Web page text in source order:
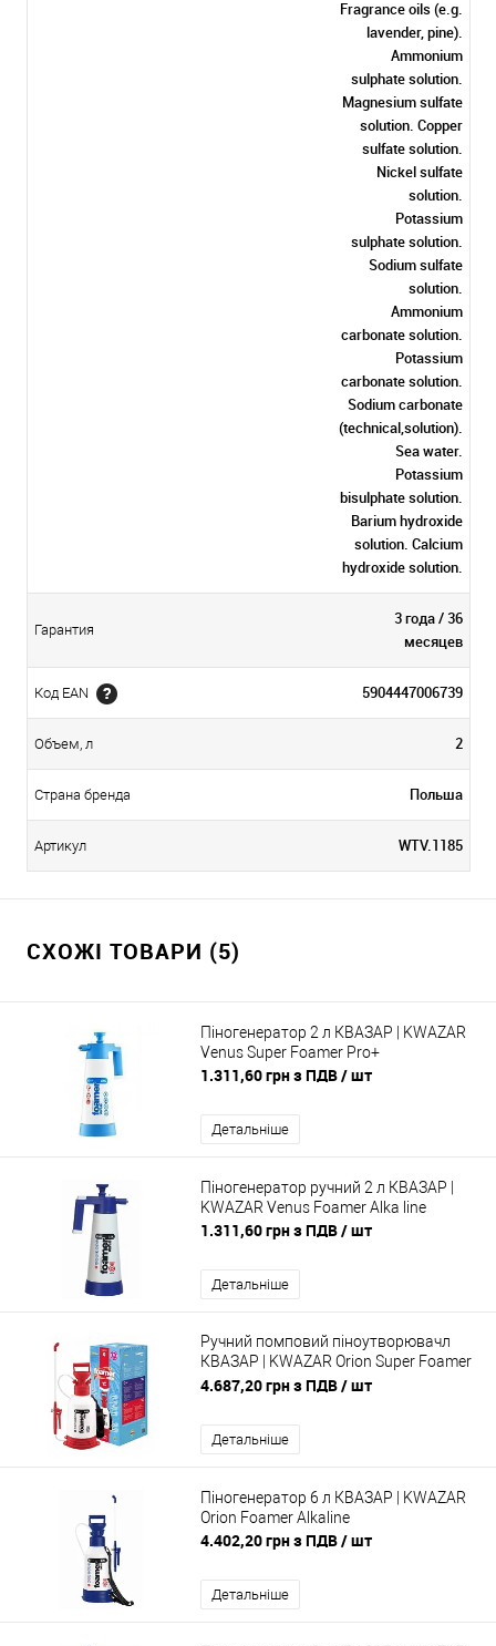
Fragrance oils (e.g.
lavender, pine).
Ammonium
sulphate solution.
Magnesium sulfate
solution. Copper
sulfate solution.
Nickel sulfate
solution.
Potassium
sulphate solution.
Sodium sulfate
solution.
Ammonium
carbonate solution.
Potassium
carbonate solution.
Sodium carbonate
(technical,solution).
Sea water.
Potassium
bisulphate solution.
Barium hydroxide
solution. Calcium
hydroxide solution.
Гарантия
3 года / 36
месяцев
Код EAN 5904447006739
Объем, л 2
Страна бренда Польша
Артикул WTV.1185
СХОЖІ ТОВАРИ (5)
Піногенератор 2 л КВАЗАР | KWAZAR
Venus Super Foamer Pro+
1.311,60 грн з ПДВ/ шт
Детальніше
Піногенератор ручний 2 л КВАЗАР |
KWAZAR Venus Foamer Alka line
1.311,60 грн з ПДВ/ шт
Детальніше
Ручний помповий піноутворювачл
КВАЗАР | KWAZAR Orion Super Foamer
HD acid line
4.687,20 грн з ПДВ/ шт
Детальніше
Піногенератор 6 л КВАЗАР | KWAZAR
Orion Foamer Alkaline
4.402,20 грн з ПДВ/ шт
Детальніше